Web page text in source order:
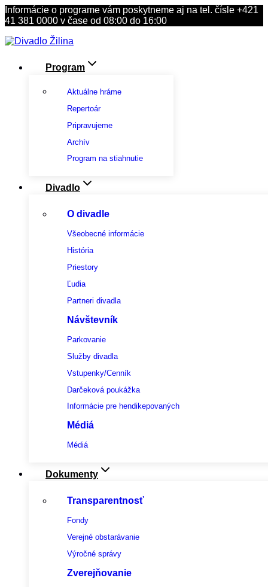
Skip
to
Informácie o programe vám poskytneme aj na tel. čísle +421
41 381 0000 v čase od 08:00 do 16:00
Program
Aktuálne hráme
Repertoár
Pripravujeme
Archív
Program na stiahnutie
Divadlo
O divadle
Všeobecné informácie
História
Priestory
Ľudia
Partneri divadla
Návštevník
Parkovanie
Služby divadla
Vstupenky/Cenník
Darčeková poukážka
Informácie pre hendikepovaných
Médiá
Médiá
Dokumenty
Transparentnosť
Fondy
Verejné obstarávanie
Výročné správy
Zverejňovanie